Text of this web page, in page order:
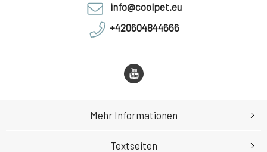
info@coolpet.eu
+420604844666
Mehr Informationen
Textseiten